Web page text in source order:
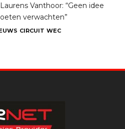
Vanthoor: “Geen idee
verwachten”
CIRCUIT WEC